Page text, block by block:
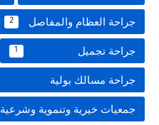
جراحة العظام والمفاصل 2
جراحة تجميل 1
جراحة مسالك بولية
جمعيات خيرية وتنموية وشرعية